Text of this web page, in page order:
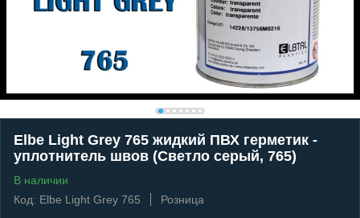
Elbe Light Grey 765 жидкий ПВХ герметик -
уплотнитель швов (Светло серый, 765)
В наличии
Код: Elbe Light Grey 765
Розница